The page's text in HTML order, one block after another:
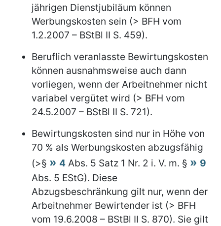
jährigen Dienstjubiläum können
Werbungskosten sein (> BFH vom
1.2.2007 – BStBl II S. 459).
Beruflich veranlasste Bewirtungskosten
können ausnahmsweise auch dann
vorliegen, wenn der Arbeitnehmer nicht
variabel vergütet wird (> BFH vom
24.5.2007 – BStBl II S. 721).
Bewirtungskosten sind nur in Höhe von
70 % als Werbungskosten abzugsfähig
(>§
4 Abs. 5 Satz 1 Nr. 2 i. V. m. §
9
Abs. 5 EStG). Diese
Abzugsbeschränkung gilt nur, wenn der
Arbeitnehmer Bewirtender ist (> BFH
vom 19.6.2008 – BStBl II S. 870). Sie gilt